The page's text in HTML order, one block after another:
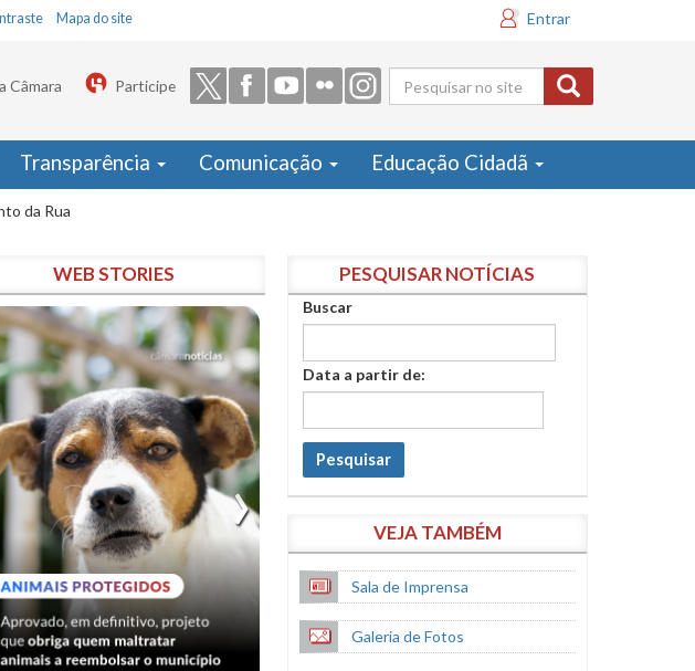
Mapa do site Entrar
Formulário
de busca
Câmara Participe
Transparência Comunicação Educação Cidadã
da Rua
WEB STORIES PESQUISAR NOTÍCIAS
Buscar
Data a partir de:
Pesquisar
VEJA TAMBÉM
Sala de Imprensa
Galeria de Fotos